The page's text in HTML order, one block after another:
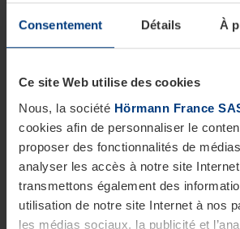
Consentement Détails À
Ce site Web utilise des cookies
Nous, la société Hörmann France
cookies afin de personnaliser le
proposer des fonctionnalités de
analyser les accès à notre site
transmettons également des
utilisation de notre site Internet à nos
les médias sociaux, la publicité et